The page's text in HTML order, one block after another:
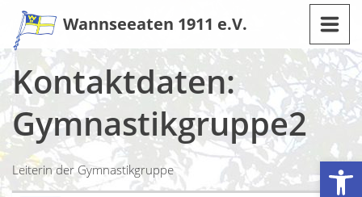
Werkzeugleiste öffnen
Zum
Inhalt
Wannseeaten 1911 e.V.
Kontaktdaten:
Gymnastikgruppe2
Leiterin der Gymnastikgruppe